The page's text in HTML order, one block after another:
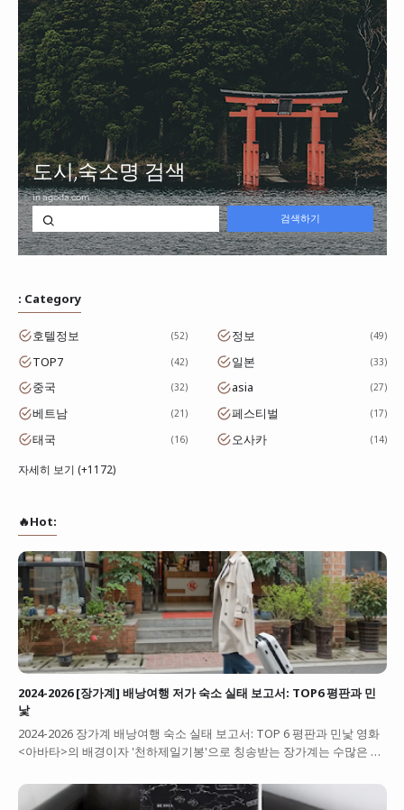
: Category
호텔정보 52 정보 49
TOP7 42 일본 33
중국 32 asia 27
베트남 21 페스티벌 17
태국 16 오사카 14
자세히 보기 (+1172)
🔥Hot:
2024-2026 [장가계] 배낭여행 저가 숙소 실태 보고서: TOP6 평판과 민
낯
2024-2026 장가계 배낭여행 숙소 실태 보고서: TOP 6 평판과 민낯 영화
<아바타>의 배경이자 '천하제일기봉'으로 칭송받는 장가계는 수많은 …